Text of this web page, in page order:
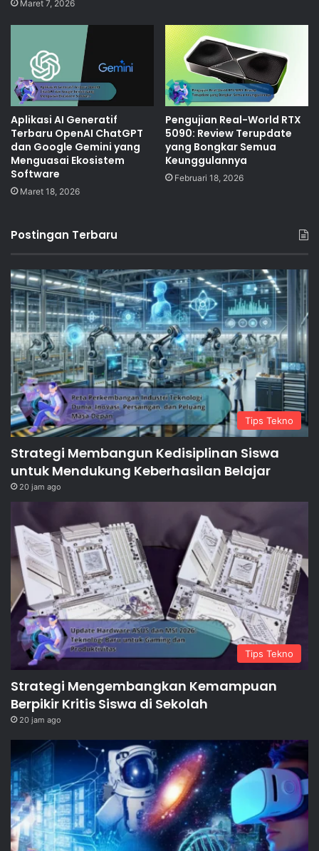
Maret 7, 2026
Aplikasi AI Generatif
Terbaru OpenAI ChatGPT
dan Google Gemini yang
Menguasai Ekosistem
Software
Maret 18, 2026
Pengujian Real-World RTX
5090: Review Terupdate
yang Bongkar Semua
Keunggulannya
Februari 18, 2026
Postingan Terbaru
Tips Tekno
Strategi Membangun Kedisiplinan Siswa
untuk Mendukung Keberhasilan Belajar
20 jam ago
Tips Tekno
Strategi Mengembangkan Kemampuan
Berpikir Kritis Siswa di Sekolah
20 jam ago